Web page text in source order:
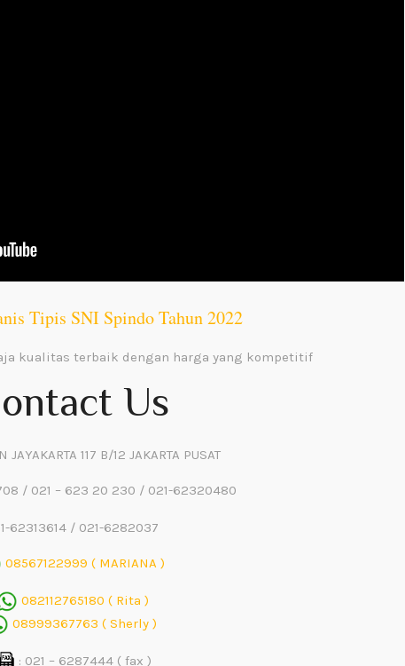
Tipis SNI Spindo Tahun 2022
kualitas terbaik dengan harga yang kompetitif
Us
JAYAKARTA 117 B/12 JAKARTA PUSAT
/ 021 – 623 20 230 / 021-62320480
62313614 / 021-6282037
08567122999 ( MARIANA )
082112765180 ( Rita )
08999367763 ( Sherly )
: 021 – 6287444 ( fax )